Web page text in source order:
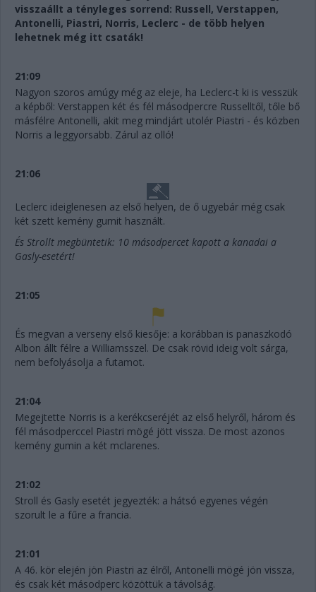
visszaállt a tényleges sorrend: Russell, Verstappen,
Antonelli, Piastri, Norris, Leclerc - de több helyen
lehetnek még itt csaták!
21:09
Nagyon szoros amúgy még az eleje, ha Leclerc-t ki is vesszük
a képből: Verstappen két és fél másodpercre Russelltől, tőle bő
másfélre Antonelli, akit meg mindjárt utolér Piastri - és közben
Norris a leggyorsabb. Zárul az olló!
21:06
Leclerc ideiglenesen az első helyen, de ő ugyebár még csak
két szett kemény gumit használt.
És Strollt megbüntetik: 10 másodpercet kapott a kanadai a
Gasly-esetért!
21:05
És megvan a verseny első kiesője: a korábban is panaszkodó
Albon állt félre a Williamsszel. De csak rövid ideig volt sárga,
nem befolyásolja a futamot.
21:04
Megejtette Norris is a kerékcseréjét az első helyről, három és
fél másodperccel Piastri mögé jött vissza. De most azonos
kemény gumin a két mclarenes.
21:02
Stroll és Gasly esetét jegyezték: a hátsó egyenes végén
szorult le a fűre a francia.
21:01
A 46. kör elején jön Piastri az élről, Antonelli mögé jön vissza,
és csak két másodperc közöttük a távolság.